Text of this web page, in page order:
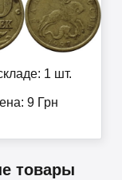
1 шт.
9 Грн
товары